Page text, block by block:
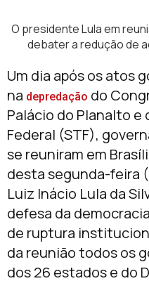
O presidente Lula em
debater a redução de
Um dia após os atos
na depredação do
Palácio do Planalto e
Federal (STF),
se reuniram em
desta segunda-feira
Luiz Inácio Lula da
defesa da
de ruptura
da reunião todos os
dos 26 estados e do